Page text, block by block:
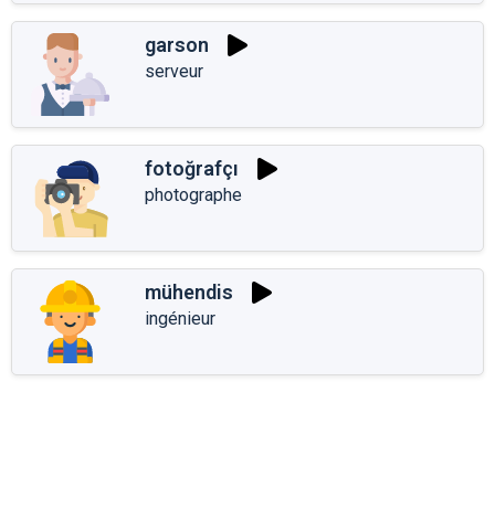
garson
serveur
fotoğrafçı
photographe
mühendis
ingénieur